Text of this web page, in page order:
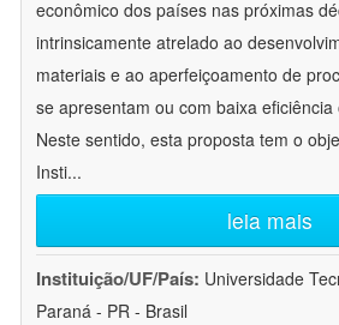
econômico dos países nas próximas
intrinsicamente atrelado ao
materiais e ao aperfeiçoamento de
se apresentam ou com baixa
Neste sentido, esta proposta tem o
Insti...
leia mais
Instituição/UF/País: Universidade
Paraná - PR - Brasil